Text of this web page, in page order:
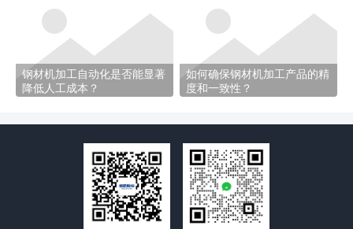
钢材机加工自动化是否能显著
降低人工成本？
如何确保钢材机加工产品的精
度和一致性？